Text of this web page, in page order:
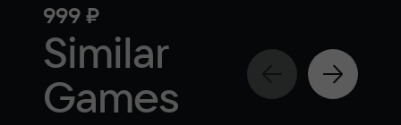
999 ₽
Similar
Games